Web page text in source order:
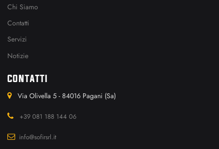
Chi Siamo
Contatti
Servizi
Notizie
CONTATTI
Via Olivella 5 - 84016 Pagani (Sa)
+39 081 188 144 06
info@sofirsrl.it